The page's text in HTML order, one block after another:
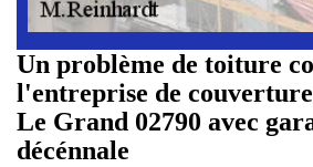
Un problème de toiture
l'entreprise de
Le Grand 02790 avec
décénnale